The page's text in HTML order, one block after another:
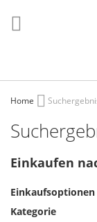
zum
Inhalt
Home
Einkaufen
Einkaufsoptionen
Kategorie